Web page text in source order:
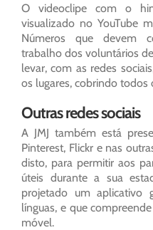
O videoclipe com o
visualizado no YouTube
Números que devem
trabalho dos voluntários
levar, com as redes
os lugares, cobrindo todos
Outras redes sociais
A JMJ também está
Pinterest, Flickr e nas
disto, para permitir aos
úteis durante a sua
projetado um aplicativo
línguas, e que
móvel.